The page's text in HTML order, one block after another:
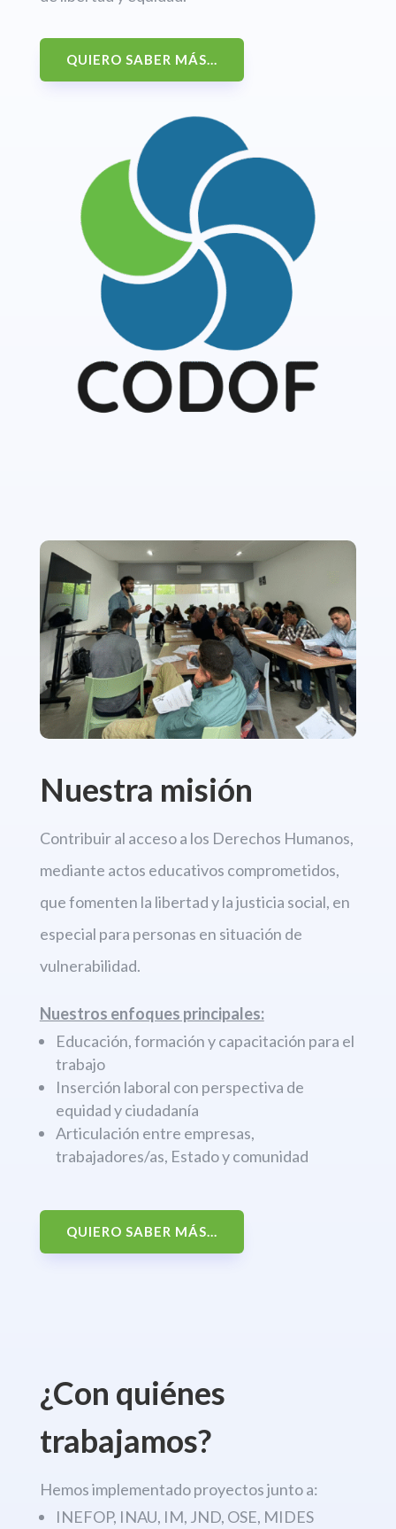
QUIERO SABER MÁS...
Nuestra misión
Contribuir al acceso a los Derechos Humanos,
mediante actos educativos comprometidos,
que fomenten la libertady la justicia social, en
especial para personas en situación de
vulnerabilidad.
Nuestros enfoques principales:
Educación, formación y capacitación para el
trabajo
Inserción laboral con perspectiva de
equidad y ciudadanía
Articulación entre empresas,
trabajadores/as, Estado y comunidad
QUIERO SABER MÁS...
¿Con quiénes
trabajamos?
Hemos implementado proyectos junto a:
INEFOP, INAU, IM, JND, OSE, MIDES